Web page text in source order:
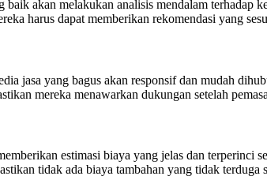
baik akan melakukan analisis mendalam terhadap
harus dapat memberikan rekomendasi yang
jasa yang bagus akan responsif dan mudah
mereka menawarkan dukungan setelah
estimasi biaya yang jelas dan terperinci
tidak ada biaya tambahan yang tidak terduga